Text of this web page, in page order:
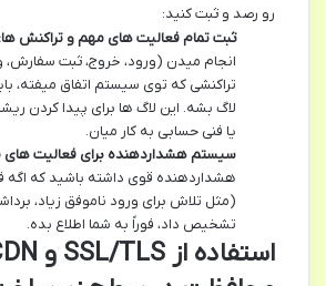
رو رصد و ثبت کنید:
ثبت تمام فعالیت های مهم و تراکنش ها:
انجام میدن (ورود، خروج، ثبت سفارش،
تراکنشی که توی سیستم اتفاق میفته،
لاگ بشه. این لاگ ها برای پیدا کردن
یا فنی حسابی به کار میان.
سیستم هشداردهنده برای فعالیت
هشداردهنده قوی داشته باشید که اگه
(مثل تلاش برای ورود ناموفق زیاد،
تشخیص داد، فوراً به شما اطلاع بده.